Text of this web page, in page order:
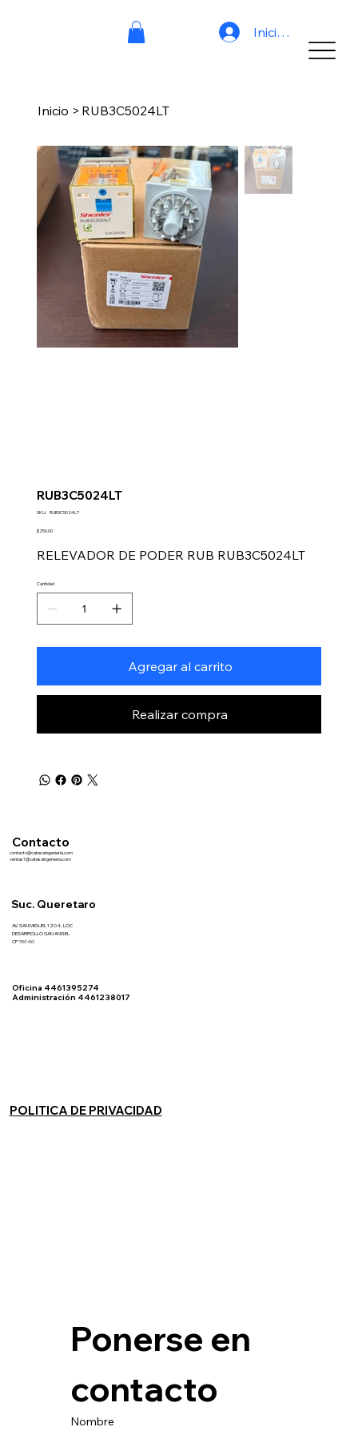
Iniciar sesión
Inicio > RUB3C5024LT
RUB3C5024LT
SKU: SKU
RUB3C5024LT
Precio
$250.00
RELEVADOR DE PODER RUB RUB3C5024LT
Cantidad
Agregar al carrito
Realizar compra
contacto@catesaingenieria.com
ventas1@catesaingenieria.com
POLITICA DE PRIVACIDAD
Contacto
Oficina 4461395274
Administración 4461238017
Suc. Queretaro
AV. SAN MIGUEL 1204, LOC
DESARROLLO SAN ANGEL
CP 76140
Ponerse en
contacto
Nombre